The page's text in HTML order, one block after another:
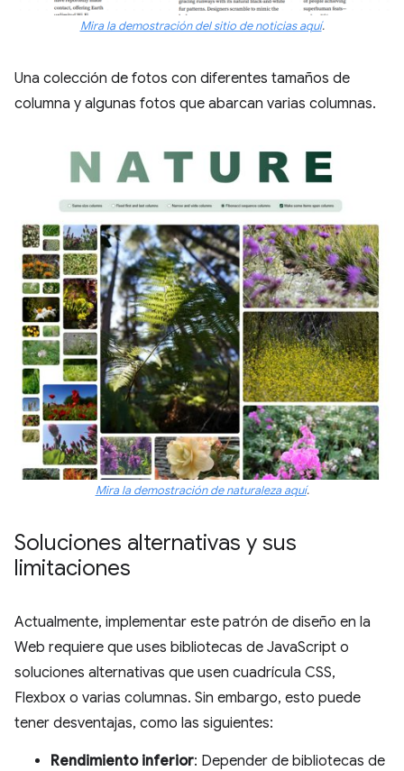
Mira la demostración del sitio de noticias aquí.
Una colección de fotos con diferentes tamaños de
columna y algunas fotos que abarcan varias columnas.
Mira la demostración de naturaleza aquí.
Soluciones alternativas y sus
limitaciones
Actualmente, implementar este patrón de diseño en la
Web requiere que uses bibliotecas de JavaScript o
soluciones alternativas que usen cuadrícula CSS,
Flexbox o varias columnas. Sin embargo, esto puede
tener desventajas, como las siguientes:
Rendimiento inferior: Depender de bibliotecas de